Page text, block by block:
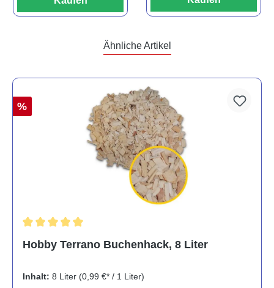
Ähnliche Artikel
%
Hobby Terrano Buchenhack, 8 Liter
Inhalt: 8 Liter (0,99 €* / 1 Liter)